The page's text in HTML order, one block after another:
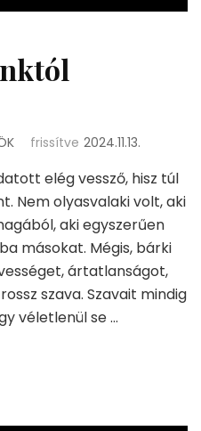
frissítve 2024.11.13.
elég vessző, hisz túl
Nem olyasvalaki volt, aki
aki egyszerűen
másokat. Mégis, bárki
ártatlanságot,
szava. Szavait mindig
véletlenül se …